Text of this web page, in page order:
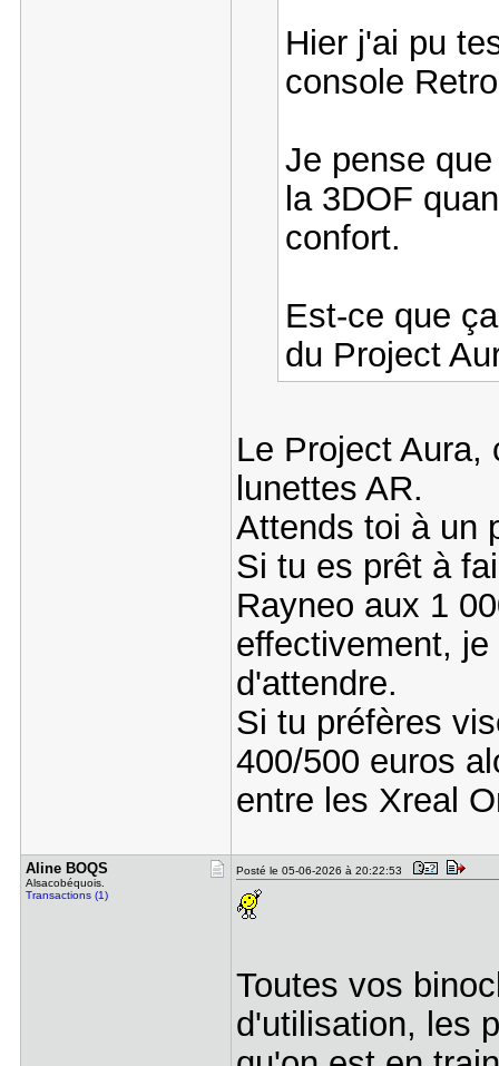
Hier j'ai pu
console
Je pense
la 3DOF
confort.
Est-ce que
du Project
Le Project Aura,
lunettes AR.
Attends toi à un
Si tu es prêt à
Rayneo aux 1
effectivement,
d'attendre.
Si tu préfères
400/500 euros
entre les Xreal
Aline BOQS
Alsacobéquois.
Transactions (1)
Posté le 05-06-2026 à 20:22:53
Toutes vos
d'utilisation, les